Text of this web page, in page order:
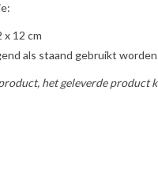
x 12 cm
als staand gebruikt worden
het geleverde product